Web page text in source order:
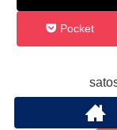
Pocket